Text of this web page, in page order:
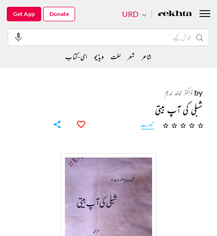
by ڈاکٹر خالد ندیم
شبلی کی آپ بیتی
تبصرے
URD
Get App Donate
شاعر شعر لغت ویڈیو ای-کتاب